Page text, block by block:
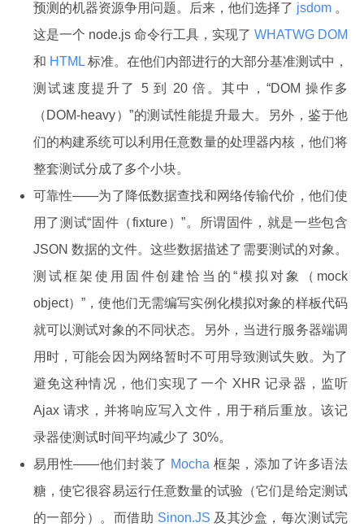
预测的机器资源争用问题。后来，他们选择了 jsdom 。
这是一个 node.js 命令行工具，实现了 WHATWG DOM
和 HTML 标准。在他们内部进行的大部分基准测试中，
测试速度提升了 5 到 20 倍。其中，“DOM 操作多
（DOM-heavy）”的测试性能提升最大。另外，鉴于他
们的构建系统可以利用任意数量的处理器内核，他们将
整套测试分成了多个小块。
可靠性——为了降低数据查找和网络传输代价，他们使
用了测试“固件（fixture）”。所谓固件，就是一些包含
JSON 数据的文件。这些数据描述了需要测试的对象。
测试框架使用固件创建恰当的“模拟对象（mock
object）”，使他们无需编写实例化模拟对象的样板代码
就可以测试对象的不同状态。另外，当进行服务器端调
用时，可能会因为网络暂时不可用导致测试失败。为了
避免这种情况，他们实现了一个 XHR 记录器，监听
Ajax 请求，并将响应写入文件，用于稍后重放。该记
录器使测试时间平均减少了 30%。
易用性——他们封装了 Mocha 框架，添加了许多语法
糖，使它很容易运行任意数量的试验（它们是给定测试
的一部分）。而借助 Sinon.JS 及其沙盒，每次测试完